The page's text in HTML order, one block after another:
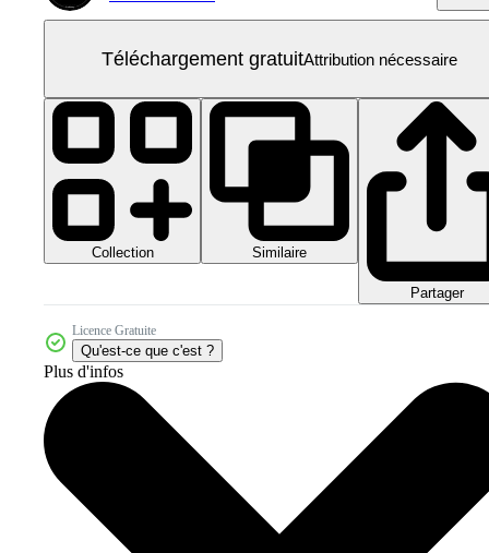
Téléchargement gratuitAttribution nécessaire
Collection Similaire
Partager
Licence Gratuite
Qu'est-ce que c'est ?
Plus d'infos